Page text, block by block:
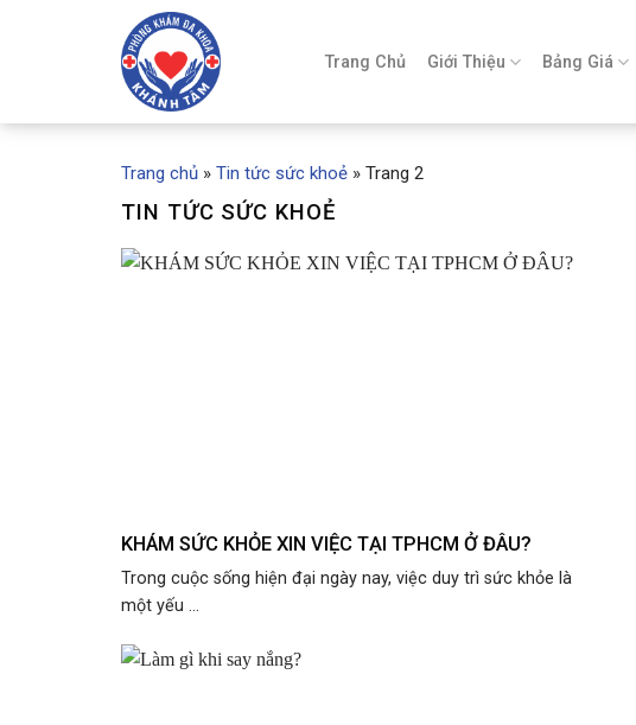
Trang Chủ Giới Thiệu Bảng Giá
Trang chủ » Tin tức sức khoẻ » Trang 2
TIN TỨC SỨC KHOẺ
KHÁM SỨC KHỎE XIN VIỆC TẠI TPHCM Ở ĐÂU?
Trong cuộc sống hiện đại ngày nay, việc duy trì sức khỏe là
một yếu ...